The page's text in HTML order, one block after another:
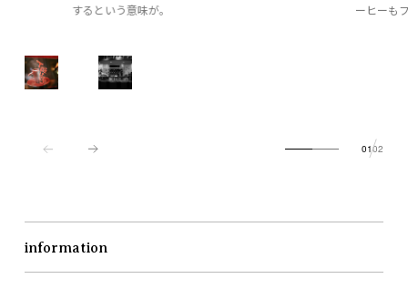
するという意味が。
ーヒーも
0102
information